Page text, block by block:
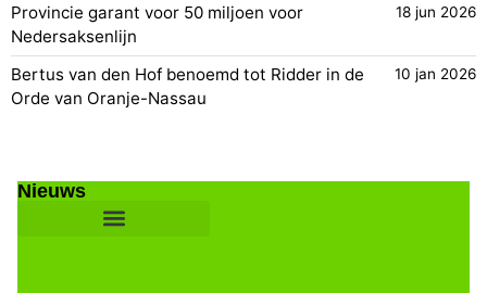
Provincie garant voor 50 miljoen voor
Nedersaksenlijn
18 jun 2026
Bertus van den Hof benoemd tot Ridder in de
Orde van Oranje-Nassau
10 jan 2026
Nieuws